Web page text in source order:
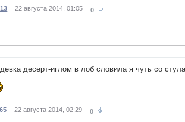
22 августа 2014, 01:05 0
десерт-иглом в лоб словила я чуть со
22 августа 2014, 02:29 0